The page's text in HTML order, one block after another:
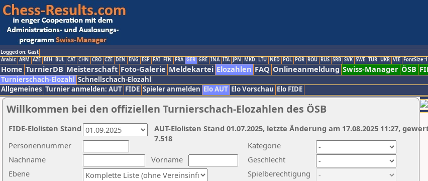
Logged on: Gast
Arabic ARM AZE BIH BUL CAT CHN CRO CZE DEN ENG ESP FAI FIN FRA GER GRE INA ITA JPN MKD LTU NED POL POR ROU RUS SRB SVK SWE TUR UKR VIE
Home TurnierDB Meisterschaft Foto-Galerie Meldekartei Elozahlen FAQ Onlineanmeldung Swiss-Manager ÖSB
Turnierschach-Elozahl Schnellschach-Elozahl
Allgemeines Turnier anmelden: AUT FIDE Spieler anmelden Elo AUT Elo Vorschau Elo FIDE
Willkommen bei den offiziellen Turnierschach-Elozahlen des ÖSB
Nachname
Vorname
Ebene
Kategorie
Personennummer
Geschlecht
Spielberechtigung
AUT-Elolisten Stand 01.07.2025, letzte Änderung am 17.08.2025 11:27,
7.518
FIDE-Elolisten Stand